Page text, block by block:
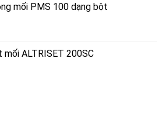
mối PMS 100 dạng bột
mối ALTRISET 200SC